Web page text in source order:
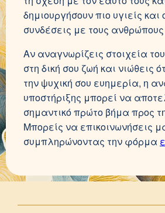
δημιουργήσουν πιο υγιείς και
συνδέσεις με τους
Αν αναγνωρίζεις στοιχεία
στη δική σου ζωή και νιώθεις
την ψυχική σου ευημερία, η
υποστήριξης μπορεί να
σημαντικό πρώτο βήμα προς
Μπορείς να επικοινωνήσεις
συμπληρώνοντας την φόρμα